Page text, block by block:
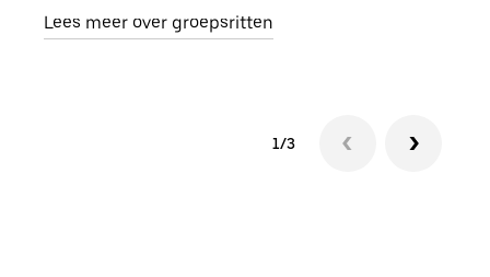
Lees meer over groepsritten
1/3